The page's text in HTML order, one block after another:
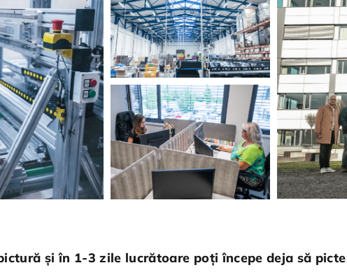
și în 1-3 zile lucrătoare poți începe deja să